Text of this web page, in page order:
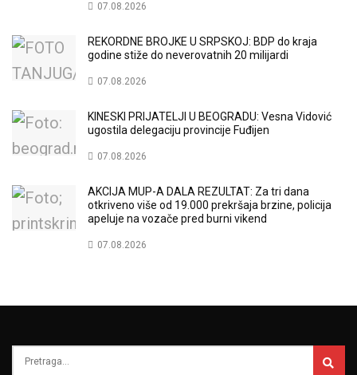
07.08.2026
REKORDNE BROJKE U SRPSKOJ: BDP do kraja
godine stiže do neverovatnih 20 milijardi
07.08.2026
KINESKI PRIJATELJI U BEOGRADU: Vesna Vidović
ugostila delegaciju provincije Fuđijen
07.08.2026
AKCIJA MUP-A DALA REZULTAT: Za tri dana
otkriveno više od 19.000 prekršaja brzine, policija
apeluje na vozače pred burni vikend
07.08.2026